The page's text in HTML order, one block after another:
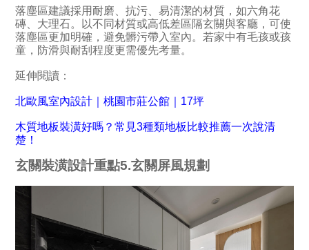
落塵區建議採用耐磨、抗污、易清潔的材質，如六角花
磚、大理石。以不同材質或高低差區隔玄關與客廳，可使
落塵區更加明確，避免髒污帶入室內。若家中有毛孩或孩
童，防滑與耐刮程度更需優先考量。
延伸閱讀：
北歐風室內設計｜桃園市莊公館｜17坪
木質地板裝潢好嗎？常見3種類地板比較推薦一次說清
楚！
玄關裝潢設計重點5.玄關屏風規劃